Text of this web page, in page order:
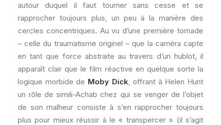
autour duquel il faut tourner sans cesse et se
rapprocher toujours plus, un peu à la manière des
cercles concentriques. Au vu d’une première tornade
– celle du traumatisme originel – que la caméra capte
en tant que force abstraite au travers d’un hublot, il
apparaît clair que le film réactive en quelque sorte la
logique morbide de Moby Dick, offrant à Helen Hunt
un rôle de simili-Achab chez qui se venger de l’objet
de son malheur consiste à s’en rapprocher toujours
plus pour mieux réussir à le « transpercer » (il s’agit